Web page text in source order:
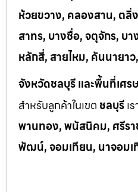
ห้วยขวาง, คลองสาน, ต
สาทร, บางซื่อ, จตุจักร, บ
หลักสี่, สายไหม, คันนายา
จังหวัดชลบุรี และพื้นที่เศร
สำหรับลูกค้าในเขต ชลบุรีเ
พานทอง, พนัสนิคม, ศรีรา
พัฒน์, จอมเทียน, นาจอม